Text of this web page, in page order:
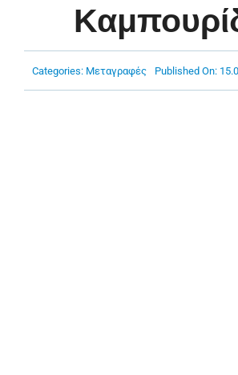
Νέα
Categories: Μεταγραφές Published On: